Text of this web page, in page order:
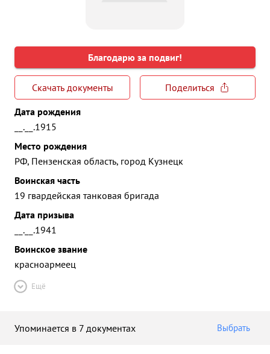
Благодарю за подвиг!
Скачать документы
Поделиться
Дата рождения
__.__.1915
Место рождения
РФ, Пензенская область, город Кузнецк
Воинская часть
19 гвардейская танковая бригада
Дата призыва
__.__.1941
Воинское звание
красноармеец
Ещё
Упоминается в 7 документах Выбрать